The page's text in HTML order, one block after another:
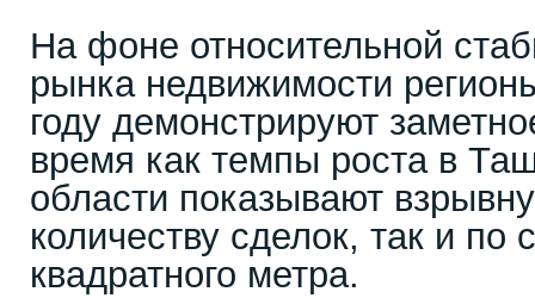
На фоне относительной
рынка недвижимости
году демонстрируют
время как темпы роста в
области показывают
количеству сделок, так и по
квадратного метра.